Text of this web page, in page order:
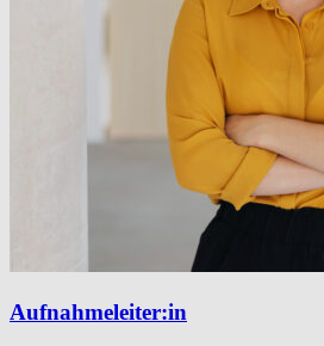
Aufnahmeleiter:in